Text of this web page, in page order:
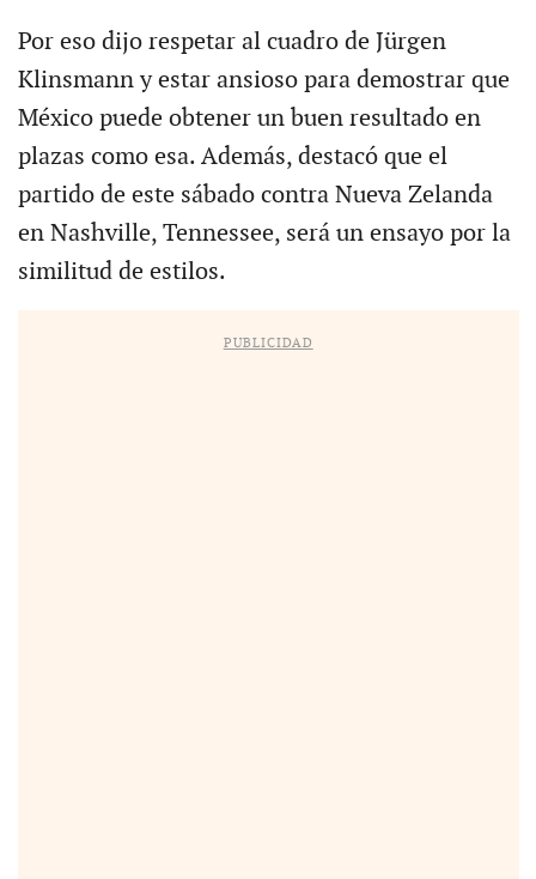
Por eso dijo respetar al cuadro de Jürgen
Klinsmann y estar ansioso para demostrar que
México puede obtener un buen resultado en
plazas como esa. Además, destacó que el
partido de este sábado contra Nueva Zelanda
en Nashville, Tennessee, será un ensayo por la
similitud de estilos.
PUBLICIDAD